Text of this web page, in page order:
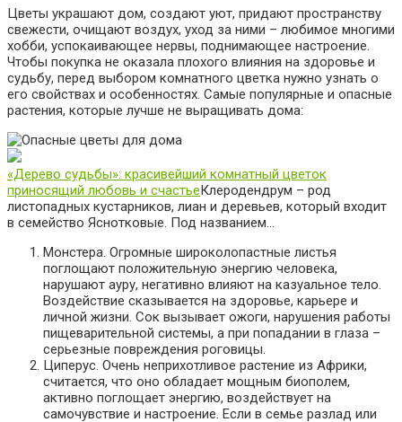
Цветы украшают дом, создают уют, придают пространству
свежести, очищают воздух, уход за ними – любимое многими
хобби, успокаивающее нервы, поднимающее настроение.
Чтобы покупка не оказала плохого влияния на здоровье и
судьбу, перед выбором комнатного цветка нужно узнать о
его свойствах и особенностях. Самые популярные и опасные
растения, которые лучше не выращивать дома:
«Дерево судьбы»: красивейший комнатный цветок
приносящий любовь и счастьеКлеродендрум – род
листопадных кустарников, лиан и деревьев, который входит
в семейство Яснотковые. Под названием…
Монстера. Огромные широколопастные листья
поглощают положительную энергию человека,
нарушают ауру, негативно влияют на казуальное тело.
Воздействие сказывается на здоровье, карьере и
личной жизни. Сок вызывает ожоги, нарушения работы
пищеварительной системы, а при попадании в глаза –
серьезные повреждения роговицы.
Циперус. Очень неприхотливое растение из Африки,
считается, что оно обладает мощным биополем,
активно поглощает энергию, воздействует на
самочувствие и настроение. Если в семье разлад или